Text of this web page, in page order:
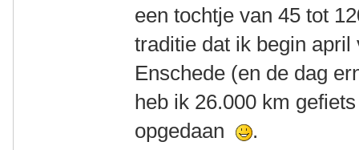
een tochtje van 45 tot
traditie dat ik begin
Enschede (en de dag
heb ik 26.000 km
opgedaan
.